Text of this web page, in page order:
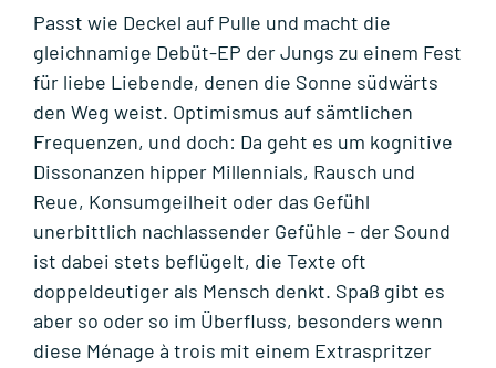
Passt wie Deckel auf Pulle und macht die
gleichnamige Debüt-EP der Jungs zu einem Fest
für liebe Liebende, denen die Sonne südwärts
den Weg weist. Optimismus auf sämtlichen
Frequenzen, und doch: Da geht es um kognitive
Dissonanzen hipper Millennials, Rausch und
Reue, Konsumgeilheit oder das Gefühl
unerbittlich nachlassender Gefühle – der Sound
ist dabei stets beflügelt, die Texte oft
doppeldeutiger als Mensch denkt. Spaß gibt es
aber so oder so im Überfluss, besonders wenn
diese Ménage à trois mit einem Extraspritzer